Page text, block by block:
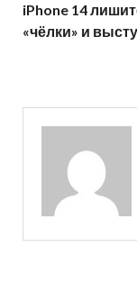
iPhone 14
«чёлки» и